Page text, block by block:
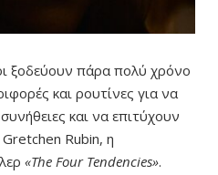
ξοδεύουν πάρα πολύ χρόνο
και ρουτίνες για να
και να επιτύχουν
Rubin, η
«The Four Tendencies».